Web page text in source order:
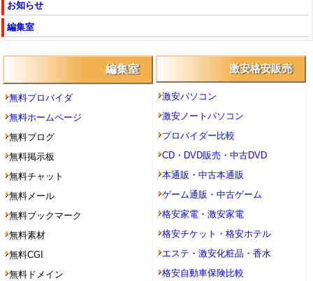
お知らせ
編集室
編集室
無料プロバイダ
無料ホームページ
無料ブログ
無料掲示板
無料チャット
無料メール
無料ブックマーク
無料素材
無料CGI
無料ドメイン
激安格安販売
激安パソコン
激安ノートパソコン
プロバイダー比較
CD・DVD販売・中古DVD
本通販・中古本通販
ゲーム通販・中古ゲーム
格安家電・激安家電
格安チケット・格安ホテル
エステ・激安化粧品・香水
格安自動車保険比較